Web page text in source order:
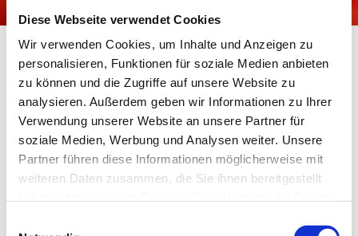
Diese Webseite verwendet Cookies
Wir verwenden Cookies, um Inhalte und Anzeigen zu
personalisieren, Funktionen für soziale Medien anbieten
zu können und die Zugriffe auf unsere Website zu
analysieren. Außerdem geben wir Informationen zu Ihrer
Verwendung unserer Website an unsere Partner für
soziale Medien, Werbung und Analysen weiter. Unsere
Partner führen diese Informationen möglicherweise mit
weiteren Daten zusammen, die Sie ihnen bereitgestellt
Eltern-Kind-Café
Es gibt ein neues wöchentliches Angebot in unserem
Gemeindehaus: Ein Eltern-Kind-Café für Kids von 0-3
Jahren.
Katharina Lohbeck leitet die Gruppe ehrenamtlich.
Etwas Kaffee wird gegen Spende bereit gestellt,
Decken und Spielsachen dürfen gerne mitgebracht